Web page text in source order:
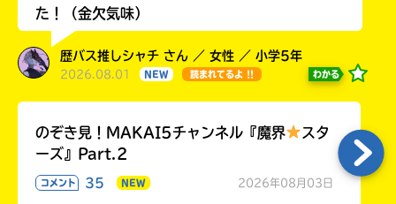
た！（金欠気味）
歴バス推しシャチ さん ／ 女性 ／ 小学5年
2026.08.01 NEW 読まれてるよ !! わかる
のぞき見！MAKAI5チャンネル『魔界
スタ
ーズ』Part.2
コメント 35 NEW 2026年08月03日